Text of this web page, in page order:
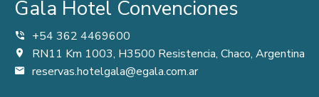
Gala Hotel Convenciones
+54 362 4469600
RN11 Km 1003, H3500 Resistencia, Chaco, Argentina
reservas.hotelgala@egala.com.ar